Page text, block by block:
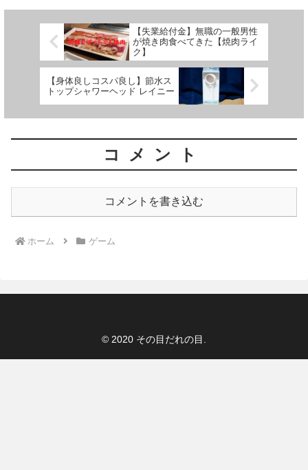
【失業給付金】無職の一般男性
が焼き肉食べてきた【焼肉ライ
ク】
【身体良しコスパ良し】節水ス
トップシャワーヘッド レイニー
コメント
コメントを書き込む
ホーム ゲーム
© 2020 その目だれの目.